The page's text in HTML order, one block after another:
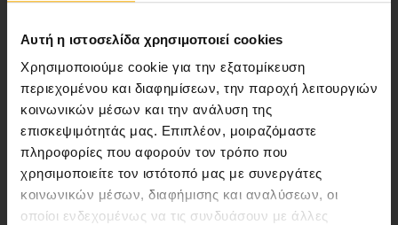
Αυτή η ιστοσελίδα χρησιμοποιεί cookies
Χρησιμοποιούμε cookie για την εξατομίκευση
περιεχομένου και διαφημίσεων, την παροχή λειτουργιών
κοινωνικών μέσων και την ανάλυση της
επισκεψιμότητάς μας. Επιπλέον, μοιραζόμαστε
πληροφορίες που αφορούν τον τρόπο που
χρησιμοποιείτε τον ιστότοπό μας με συνεργάτες
κοινωνικών μέσων, διαφήμισης και αναλύσεων, οι
οποίοι ενδεχομένως να τις συνδυάσουν με άλλες
υγείας.
Περιοχή Ιατρών
Επικοινωνία